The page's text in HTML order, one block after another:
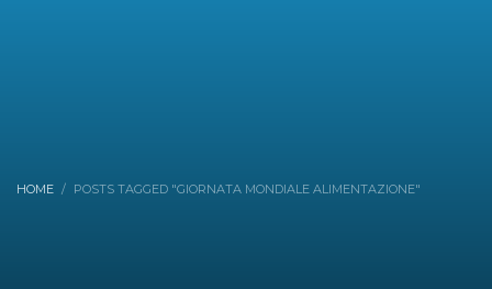
HOME POSTS TAGGED "GIORNATA MONDIALE ALIMENTAZIONE"